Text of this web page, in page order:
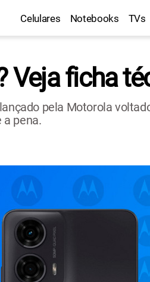
Celulares Notebooks TVs
Veja ficha
pela Motorola
pena.